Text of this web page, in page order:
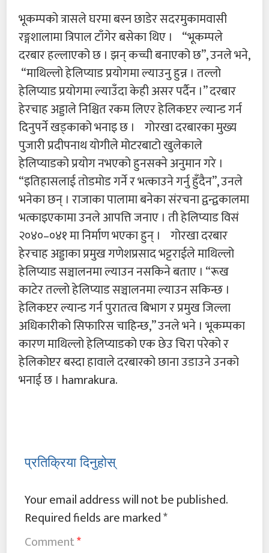
भूकम्पको त्रासले घरमा बस्न छाडेर सदरमुकामवासी
रङ्गशालामा त्रिपाल टाँगेर बसेका थिए । “भूकम्पले
दरबार हल्लाएको छ । झन् कच्ची बनाएको छ”, उनले भने,
“माथिल्लो हेलिप्याड प्रयोगमा ल्याउनु हुन्न । तल्लो
हेलिप्याड प्रयोगमा ल्याउँदा केही असर पर्दैन ।” दरबार
हेरचाह अड्डाले निश्चित रकम लिएर हेलिकप्टर ल्यान्ड गर्न
दिनुपर्ने खड्काको भनाइ छ । गोरखा दरबारका मुख्य
पुजारी प्रदीपनाथ योगीले मोटरबाटो खुलेकाले
हेलिप्याडको प्रयोग नभएको हुनसक्ने अनुमान गरे ।
“इतिहासलाई तोडमोड गर्ने र भत्काउने गर्नु हुँदैन”, उनले
भनेका छन् । राजाका पालामा बनेका संरचना द्वन्द्वकालमा
भत्काइएकामा उनले आपत्ति जनाए । ती हेलिप्याड विसं
२०४०–०४१ मा निर्माण भएका हुन् । गोरखा दरबार
हेरचाह अड्डाका प्रमुख गणेशप्रसाद भट्टराईले माथिल्लो
हेलिप्याड सञ्चालनमा ल्याउन नसकिने बताए । “रूख
काटेर तल्लो हेलिप्याड सञ्चालनमा ल्याउन सकिन्छ ।
हेलिकप्टर ल्यान्ड गर्न पुरातत्व बिभाग र प्रमुख जिल्ला
अधिकारीको सिफारिस चाहिन्छ,” उनले भने । भूकम्पका
कारण माथिल्लो हेलिप्याडको एक छेउ चिरा परेको र
हेलिकोप्टर बस्दा हावाले दरबारको छाना उडाउने उनको
भनाई छ । hamrakura.
प्रतिक्रिया दिनुहोस्
Your email address will not be published.
Required fields are marked*
Comment*